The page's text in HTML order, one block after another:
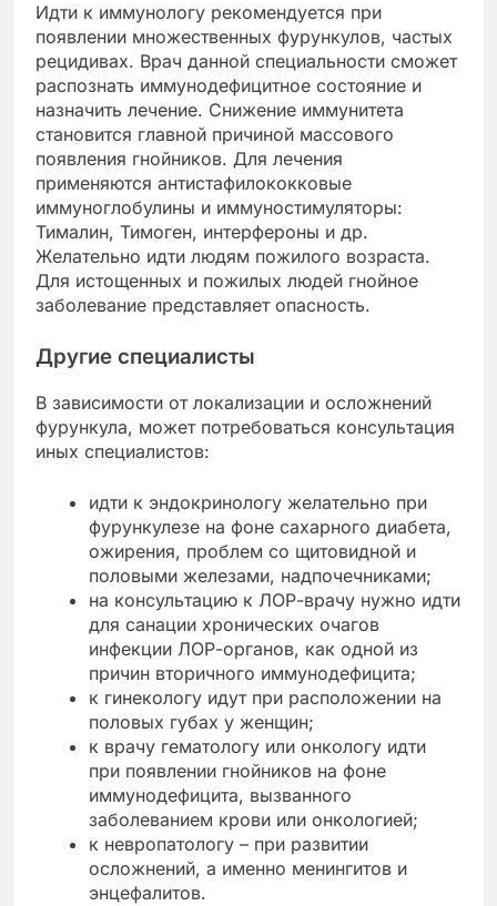
Идти к иммунологу рекомендуется при
появлении множественных фурункулов, частых
рецидивах. Врач данной специальности сможет
распознать иммунодефицитное состояние и
назначить лечение. Снижение иммунитета
становится главной причиной массового
появления гнойников. Для лечения
применяются антистафилококковые
иммуноглобулины и иммуностимуляторы:
Тималин, Тимоген, интерфероны и др.
Желательно идти людям пожилого возраста.
Для истощенных и пожилых людей гнойное
заболевание представляет опасность.
Другие специалисты
В зависимости от локализации и осложнений
фурункула, может потребоваться консультация
иных специалистов:
идти к эндокринологу желательно при
фурункулезе на фоне сахарного диабета,
ожирения, проблем со щитовидной и
половыми железами, надпочечниками;
на консультацию к ЛОР-врачу нужно идти
для санации хронических очагов
инфекции ЛОР-органов, как одной из
причин вторичного иммунодефицита;
к гинекологу идут при расположении на
половых губах у женщин;
к врачу гематологу или онкологу идти
при появлении гнойников на фоне
иммунодефицита, вызванного
заболеванием крови или онкологией;
к невропатологу – при развитии
осложнений, а именно менингитов и
энцефалитов.